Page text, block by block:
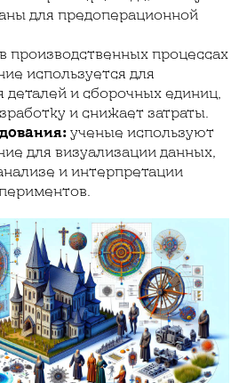
для предоперационной
в производственных процессах
используется для
деталей и сборочных единиц,
и снижает затраты.
ученые используют
для визуализации данных,
и интерпретации